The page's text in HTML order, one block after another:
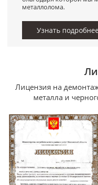
металлолома.
Узнать подробнее
Лицензия на
металла и